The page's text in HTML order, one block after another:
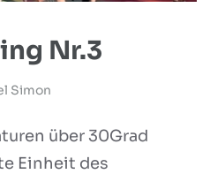
Nr.3
Simon
über 30Grad
Einheit des